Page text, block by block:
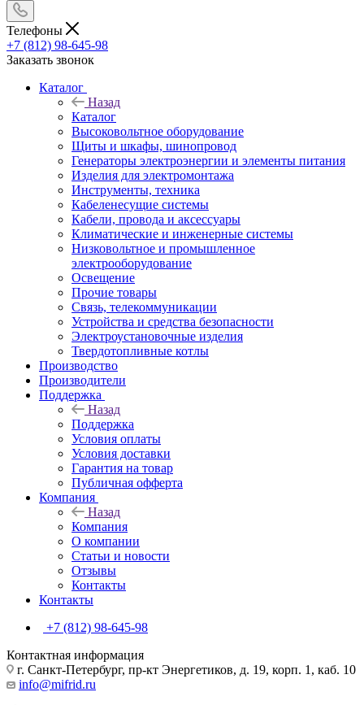
Телефоны
+7 (812) 98-645-98
Заказать звонок
Каталог
Назад
Каталог
Высоковольтное оборудование
Щиты и шкафы, шинопровод
Генераторы электроэнергии и элементы питания
Изделия для электромонтажа
Инструменты, техника
Кабеленесущие системы
Кабели, провода и аксессуары
Климатические и инженерные системы
Низковольтное и промышленное
электрооборудование
Освещение
Прочие товары
Связь, телекоммуникации
Устройства и средства безопасности
Электроустановочные изделия
Твердотопливные котлы
Производство
Производители
Поддержка
Назад
Поддержка
Условия оплаты
Условия доставки
Гарантия на товар
Публичная офферта
Компания
Назад
Компания
О компании
Статьи и новости
Отзывы
Контакты
Контакты
+7 (812) 98-645-98
Контактная информация
г. Санкт-Петербург, пр-кт Энергетиков, д. 19, корп. 1, каб. 10
info@mifrid.ru